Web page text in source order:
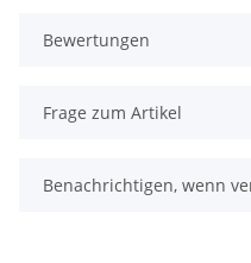
Bewertungen
Frage zum Artikel
Benachrichtigen, wenn